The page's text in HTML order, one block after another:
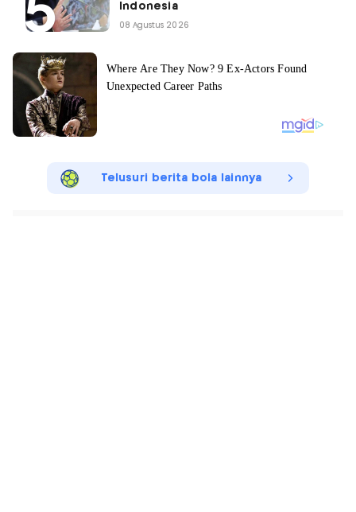
Indonesia
08 Agustus 2026
Telusuri berita bola lainnya